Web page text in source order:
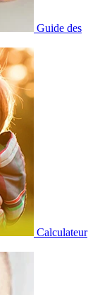
Guide des
Calculateur